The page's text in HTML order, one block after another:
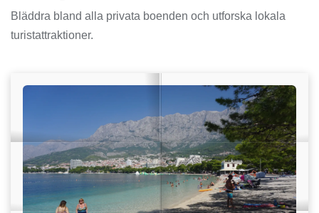
Bläddra bland alla privata boenden och utforska lokala
turistattraktioner.